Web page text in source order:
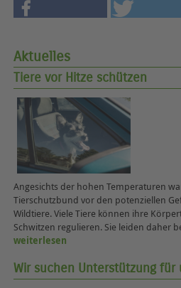
Aktuelles
Tiere vor Hitze schützen
Angesichts der hohen Temperaturen
Tierschutzbund vor den potenziellen
Wildtiere. Viele Tiere können ihre
Schwitzen regulieren. Sie leiden daher
weiterlesen
Wir suchen Unterstützung